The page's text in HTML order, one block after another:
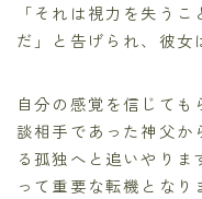
「それは視力を失う
だ」と告げられ、彼女
自分の感覚を信じて
談相手であった神父
る孤独へと追いやり
って重要な転機とな